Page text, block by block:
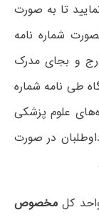
تا به صورت
شماره نامه
و بجای مدرک
طی نامه شماره
۱۴۰۲/۹/۲۹ با دانشگاه‌های علوم پزشکی
در صورت
مخصوص